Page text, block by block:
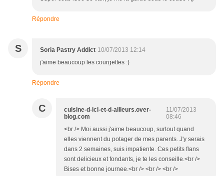
Répondre
S Soria Pastry Addict 10/07/2013 12:14
j'aime beaucoup les courgettes :)
Répondre
C
cuisine-d-ici-et-d-ailleurs.over-
blog.com
11/07/2013
08:46
<br /> Moi aussi j'aime beaucoup, surtout quand
elles viennent du potager de mes parents. J'y serais
dans 2 semaines, suis impatiente. Ces petits flans
sont delicieux et fondants, je te les conseille.<br />
Bises et bonne journee.<br /> <br /> <br />